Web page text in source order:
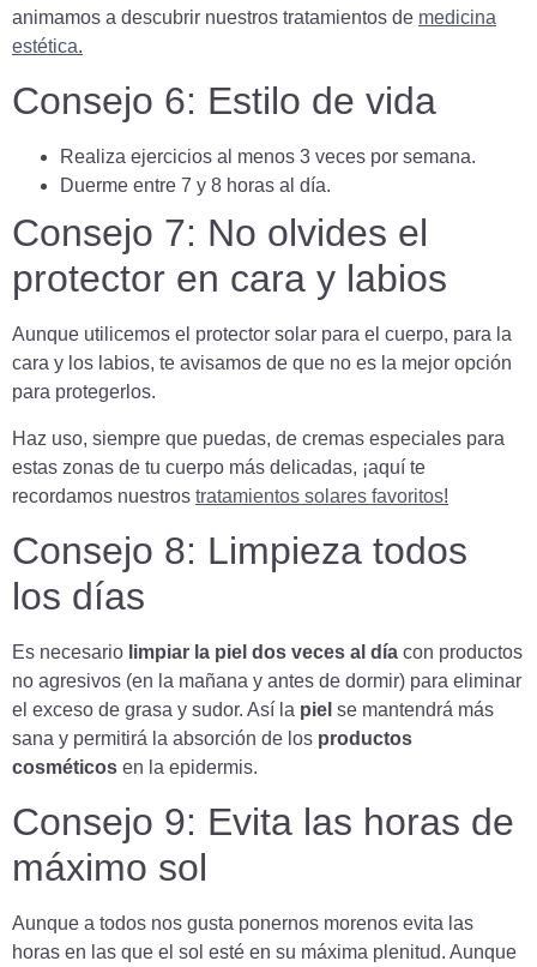
animamos a descubrir nuestros tratamientos de medicina
estética.
Consejo 6: Estilo de vida
Realiza ejercicios al menos 3 veces por semana.
Duerme entre 7 y 8 horas al día.
Consejo 7: No olvides el
protector en cara y labios
Aunque utilicemos el protector solar para el cuerpo, para la
cara y los labios, te avisamos de que no es la mejor opción
para protegerlos.
Haz uso, siempre que puedas, de cremas especiales para
estas zonas de tu cuerpo más delicadas, ¡aquí te
recordamos nuestros tratamientos solares favoritos!
Consejo 8: Limpieza todos
los días
Es necesario limpiar la piel dos veces al día con productos
no agresivos (en la mañana y antes de dormir) para eliminar
el exceso de grasa y sudor. Así la piel se mantendrá más
sana y permitirá la absorción de los productos
cosméticos en la epidermis.
Consejo 9: Evita las horas de
máximo sol
Aunque a todos nos gusta ponernos morenos evita las
horas en las que el sol esté en su máxima plenitud. Aunque